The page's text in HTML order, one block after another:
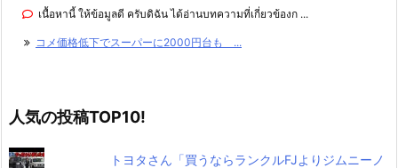
เนื้อหานี้ ให้ข้อมูลดี ครับดิฉัน ได้อ่านบทความที่เกี่ยวข้องก ...
コメ価格低下でスーパーに2000円台も ...
人気の投稿TOP10!
トヨタさん「買うならランクルFJよりジムニーノ